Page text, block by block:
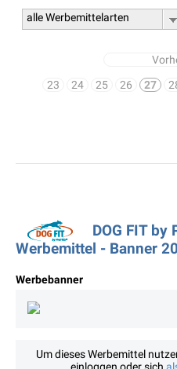
alle Werbemittelarten
23
24 25 26 27
DOG FIT
Werbemittel - Banner
Werbebanner
Um dieses Werbemittel